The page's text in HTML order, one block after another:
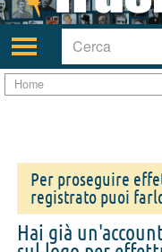
Attiva/disattiva
navigazione
Home
Per proseguire
registrato puoi
Hai già